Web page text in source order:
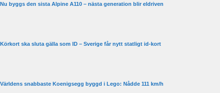
Nu byggs den sista Alpine A110 – nästa generation blir eldriven
Körkort ska sluta gälla som ID – Sverige får nytt statligt id-kort
Världens snabbaste Koenigsegg byggd i Lego: Nådde 111 km/h